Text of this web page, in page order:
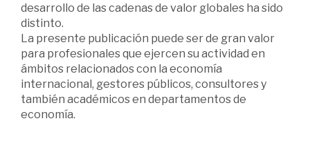
desarrollo de las cadenas de valor globales ha sido
distinto.
La presente publicación puede ser de gran valor
para profesionales que ejercen su actividad en
ámbitos relacionados con la economía
internacional, gestores públicos, consultores y
también académicos en departamentos de
economía.